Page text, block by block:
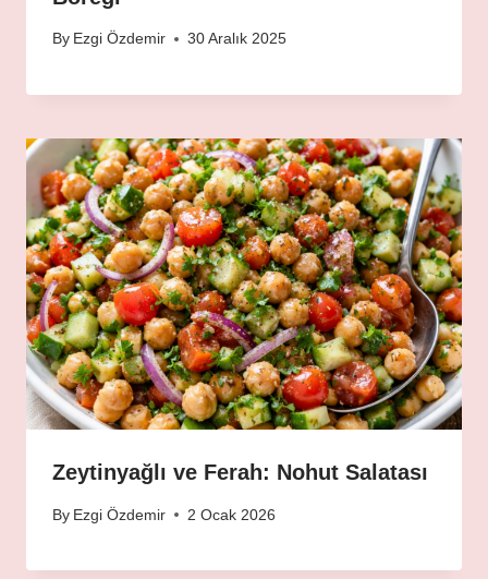
By Ezgi Özdemir 30 Aralık 2025
Zeytinyağlı ve Ferah: Nohut Salatası
By Ezgi Özdemir 2 Ocak 2026